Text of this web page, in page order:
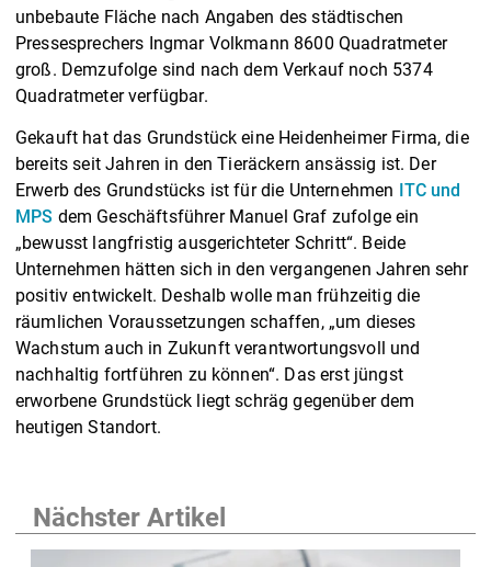
unbebaute Fläche nach Angaben des städtischen
Pressesprechers Ingmar Volkmann 8600 Quadratmeter
groß. Demzufolge sind nach dem Verkauf noch 5374
Quadratmeter verfügbar.
Gekauft hat das Grundstück eine Heidenheimer Firma, die
bereits seit Jahren in den Tieräckern ansässig ist. Der
Erwerb des Grundstücks ist für die Unternehmen ITC und
MPS dem Geschäftsführer Manuel Graf zufolge ein
„bewusst langfristig ausgerichteter Schritt“. Beide
Unternehmen hätten sich in den vergangenen Jahren sehr
positiv entwickelt. Deshalb wolle man frühzeitig die
räumlichen Voraussetzungen schaffen, „um dieses
Wachstum auch in Zukunft verantwortungsvoll und
nachhaltig fortführen zu können“. Das erst jüngst
erworbene Grundstück liegt schräg gegenüber dem
heutigen Standort.
Nächster Artikel